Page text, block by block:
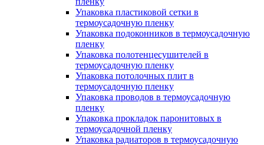
Упаковка пластиковой сетки в
термоусадочную пленку
Упаковка подоконников в термоусадочную
пленку
Упаковка полотенцесушителей в
термоусадочную пленку
Упаковка потолочных плит в
термоусадочную пленку
Упаковка проводов в термоусадочную
пленку
Упаковка прокладок паронитовых в
термоусадочной пленку
Упаковка радиаторов в термоусадочную